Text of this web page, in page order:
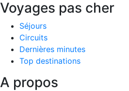
Voyages pas cher
Séjours
Circuits
Dernières minutes
Top destinations
A propos